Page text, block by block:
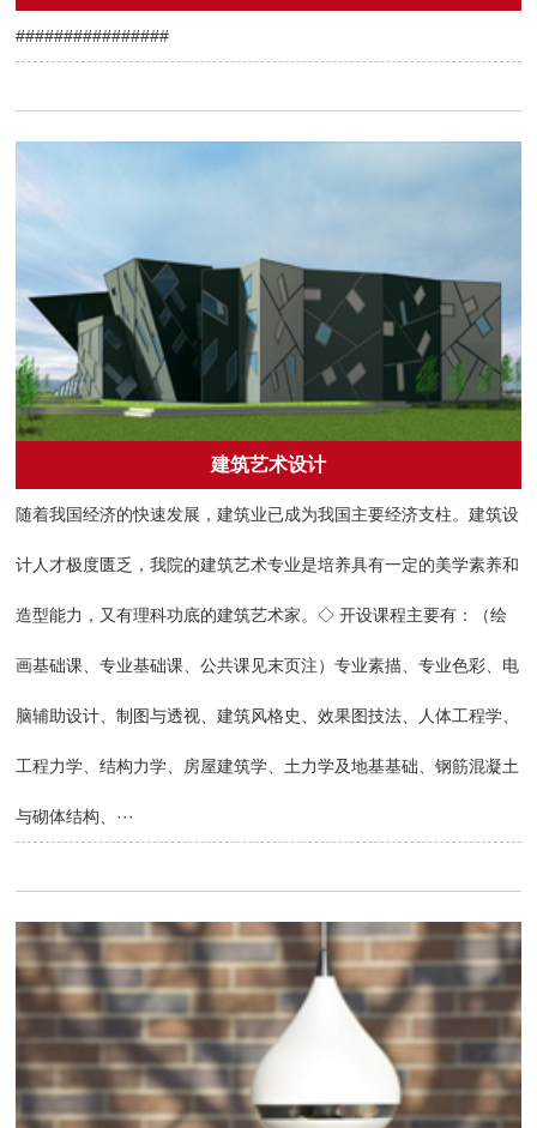
################
建筑艺术设计
随着我国经济的快速发展，建筑业已成为我国主要经济支柱。建筑设
计人才极度匮乏，我院的建筑艺术专业是培养具有一定的美学素养和
造型能力，又有理科功底的建筑艺术家。◇ 开设课程主要有：（绘
画基础课、专业基础课、公共课见末页注）专业素描、专业色彩、电
脑辅助设计、制图与透视、建筑风格史、效果图技法、人体工程学、
工程力学、结构力学、房屋建筑学、土力学及地基基础、钢筋混凝土
与砌体结构、···